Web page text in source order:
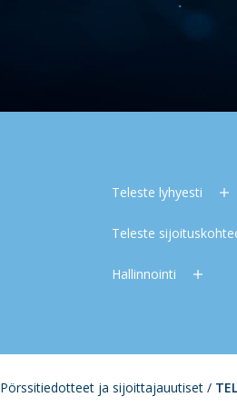
Teleste lyhyesti
Teleste
Hallinnointi
Pörssitiedotteet ja sijoittajauutiset /